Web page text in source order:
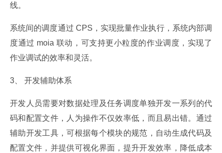
线。
系统间的调度通过 CPS，实现批量作业执行，系统内部调
度通过 moia 联动，可支持更小粒度的作业调度，实现了
作业调试的效率和灵活。
3、 开发辅助体系
开发人员需要对数据处理及任务调度单独开发一系列的代
码和配置文件，人为操作不仅效率低，而且易出错。通过
辅助开发工具，可根据每个模块的规范，自动生成代码及
配置文件，并提供可视化界面，提升开发效率，降低成本